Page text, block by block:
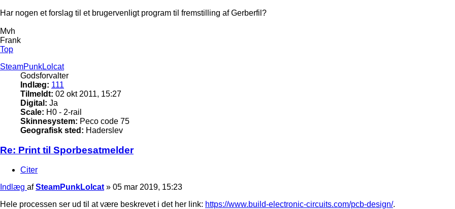
Har nogen et forslag til et brugervenligt program til fremstilling af Gerberfil?
Mvh
Frank
Top
SteamPunkLolcat
Godsforvalter
Indlæg: 111
Tilmeldt: 02 okt 2011, 15:27
Digital: Ja
Scale: H0 - 2-rail
Skinnesystem: Peco code 75
Geografisk sted: Haderslev
Re: Print til Sporbesatmelder
Citer
Indlæg afSteamPunkLolcat » 05 mar 2019, 15:23
Hele processen ser ud til at være beskrevet i det her link: https://www.build-electronic-circuits.com/pcb-design/.